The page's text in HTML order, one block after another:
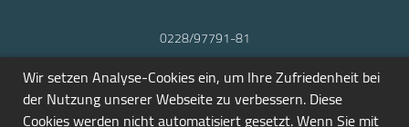
0228/97791-81
info@seminarmarkt.de
© 2001-2026
Wir setzen Analyse-Cookies ein, um Ihre Zufriedenheit bei
der Nutzung unserer Webseite zu verbessern. Diese
Cookies werden nicht automatisiert gesetzt. Wenn Sie mit